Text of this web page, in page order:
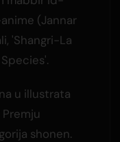
(Jannar
'Shangri-La
u illustrata
shonen.